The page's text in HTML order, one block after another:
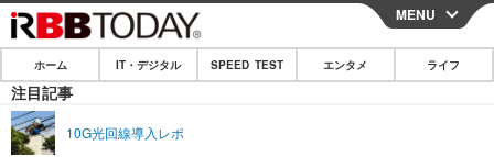
CLOSE
ホーム
IT・デジタル
MENU
ホーム IT・デジタル SPEED TEST エンタメ ライフ
注目記事
10G光回線導入レポ